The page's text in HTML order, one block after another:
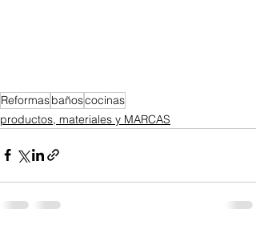
Reformasbañoscocinas
productos, materiales y MARCAS